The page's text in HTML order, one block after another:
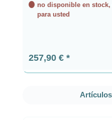
no disponible en
para usted
Precio normal:
257,90 €
Omitir la galería de